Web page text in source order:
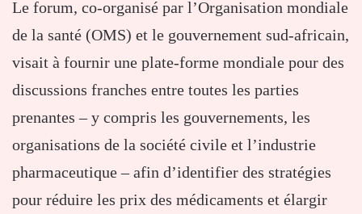
Le forum, co-organisé par l’Organisation mondiale
de la santé (OMS) et le gouvernement sud-africain,
visait à fournir une plate-forme mondiale pour des
discussions franches entre toutes les parties
prenantes – y compris les gouvernements, les
organisations de la société civile et l’industrie
pharmaceutique – afin d’identifier des stratégies
pour réduire les prix des médicaments et élargir